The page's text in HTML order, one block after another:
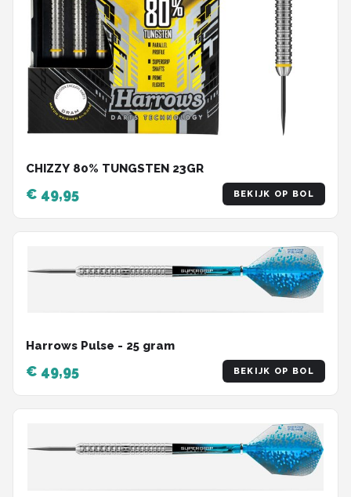
CHIZZY 80% TUNGSTEN 23GR
€ 49,95 BEKIJK OP BOL
Harrows Pulse - 25 gram
€ 49,95 BEKIJK OP BOL